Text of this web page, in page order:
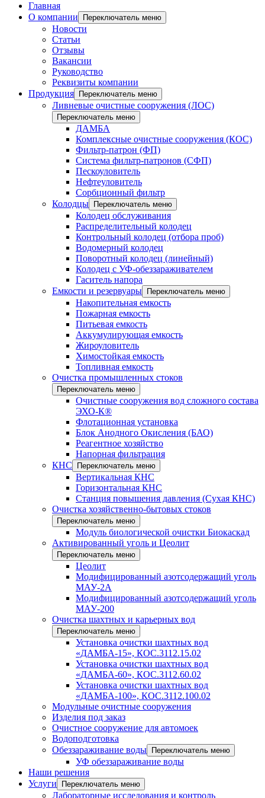
Главная
О компании
Переключатель меню
Новости
Статьи
Отзывы
Вакансии
Руководство
Реквизиты компании
Продукция
Переключатель меню
Ливневые очистные сооружения (ЛОС)
Переключатель меню
ДАМБА
Комплексные очистные сооружения (КОС)
Фильтр-патрон (ФП)
Система фильтр-патронов (СФП)
Пескоуловитель
Нефтеуловитель
Сорбционный фильтр
Колодцы
Переключатель меню
Колодец обслуживания
Распределительный колодец
Контрольный колодец (отбора проб)
Водомерный колодец
Поворотный колодец (линейный)
Колодец с УФ-обеззараживателем
Гаситель напора
Емкости и резервуары
Переключатель меню
Накопительная емкость
Пожарная емкость
Питьевая емкость
Аккумулирующая емкость
Жироуловитель
Химостойкая емкость
Топливная емкость
Очистка промышленных стоков
Переключатель меню
Очистные сооружения вод сложного состава
ЭХО-К®
Флотационная установка
Блок Анодного Окисления (БАО)
Реагентное хозяйство
Напорная фильтрация
КНС
Переключатель меню
Вертикальная КНС
Горизонтальная КНС
Станция повышения давления (Сухая КНС)
Очистка хозяйственно-бытовых стоков
Переключатель меню
Модуль биологической очистки Биокаскад
Активированный уголь и Цеолит
Переключатель меню
Цеолит
Модифицированный азотсодержащий уголь
МАУ-2А
Модифицированный азотсодержащий уголь
МАУ-200
Очистка шахтных и карьерных вод
Переключатель меню
Установка очистки шахтных вод
«ДАМБА-15», КОС.3112.15.02
Установка очистки шахтных вод
«ДАМБА-60», КОС.3112.60.02
Установка очистки шахтных вод
«ДАМБА-100», КОС.3112.100.02
Модульные очистные сооружения
Изделия под заказ
Очистное сооружение для автомоек
Водоподготовка
Обеззараживание воды
Переключатель меню
УФ обеззараживание воды
Наши решения
Услуги
Переключатель меню
Лабораторные исследования и контроль